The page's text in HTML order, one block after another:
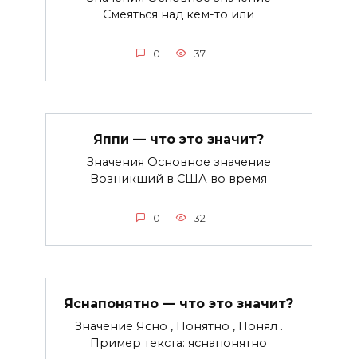
Смеяться над кем-то или
0 37
Яппи — что это значит?
Значения Основное значение
Возникший в США во время
0 32
Яснапонятно — что это значит?
Значение Ясно , Понятно , Понял .
Пример текста: яснапонятно